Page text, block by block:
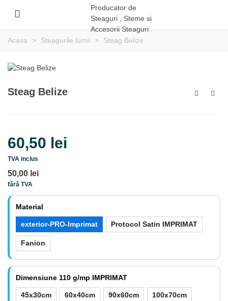
Acasa > Steagurile lumii > Steag Belize
Steag Belize
60,50 lei
TVA inclus
50,00 lei
fără TVA
Material
exterior-PRO-Imprimat Protocol Satin IMPRIMAT
Fanion
Dimensiune 110 g/mp IMPRIMAT
45x30cm 60x40cm 90x60cm 100x70cm